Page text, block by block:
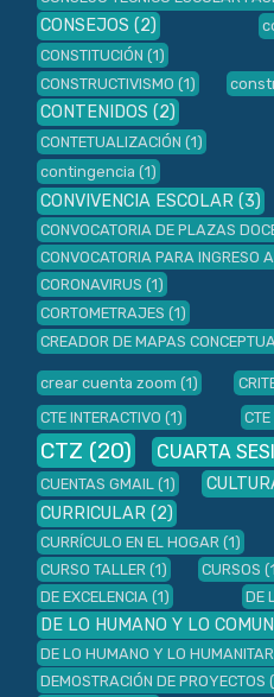
CONSEJOS (2)
CONSTITUCIÓN (1)
CONSTRUCTIVISMO (1)
CONTENIDOS (2)
CONTETUALIZACIÓN (1)
contingencia (1)
CONVIVENCIA ESCOLAR (3)
CONVOCATORIA DE PLAZAS
CONVOCATORIA PARA INGRESO
CORONAVIRUS (1)
CORTOMETRAJES (1)
CREADOR DE MAPAS
crear cuenta zoom (1)
CTE INTERACTIVO (1)
CTZ (20) CUARTA
CUENTAS GMAIL (1)
CURRICULAR (2)
CURRÍCULO EN EL HOGAR (1)
CURSO TALLER (1) CURSOS
DE EXCELENCIA (1) DE
DE LO HUMANO Y LO
DE LO HUMANO Y LO
DEMOSTRACIÓN DE PROYECTOS